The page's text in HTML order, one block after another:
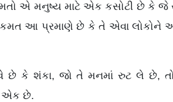
એ મનુષ્ય માટે એક કસોટી છે કે જે
આ પ્રમાણે છે કે તે એવા લોકોને
છે કે શંકા, જો તે મનમાં રુટ લે છે, તો
એક છે.